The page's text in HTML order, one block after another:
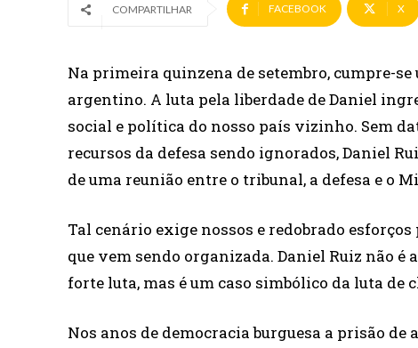
COMPARTILHAR FACEBOOK X
Na primeira quinzena de setembro, cumpre-
argentino. A luta pela liberdade de Daniel
social e política do nosso país vizinho. Sem
recursos da defesa sendo ignorados, Daniel
de uma reunião entre o tribunal, a defesa e o
Tal cenário exige nossos e redobrado
que vem sendo organizada. Daniel Ruiz não
forte luta, mas é um caso simbólico da luta de
Nos anos de democracia burguesa a prisão